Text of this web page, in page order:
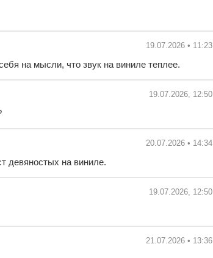
19.07.2026 • 11:23
на мысли, что звук на виниле теплее.
19.07.2026, 12:50
20.07.2026 • 14:34
девяностых на виниле.
19.07.2026, 12:50
21.07.2026 • 13:36